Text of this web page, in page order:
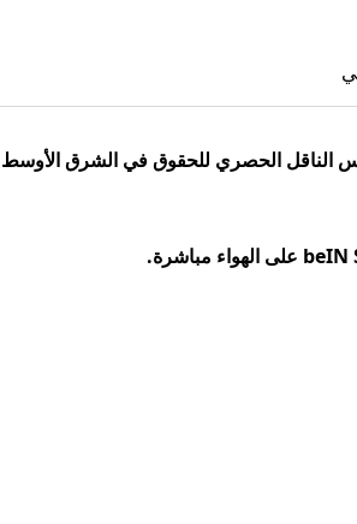
الناقل الحصري للحقوق في الشرق الأوسط